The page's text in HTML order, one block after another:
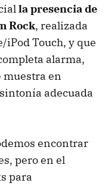
la presencia de
Rock, realizada
iPod Touch, y que
alarma,
muestra en
adecuada
encontrar
pero en el
para